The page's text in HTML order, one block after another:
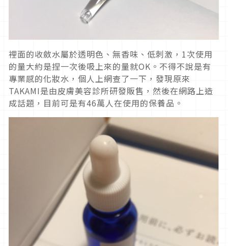
裡面的收斂水屬於透明色、無香味、低刺激，1次使用
的量大約是捏一次後吸上來的量就OK。不得不說是有
專業感的化妝水，個人上網查了一下，發現原來
TAKAMI是由皮膚美容診所研發販售，然後在網路上造
成話題，目前可是有46萬人在使用的保養品。